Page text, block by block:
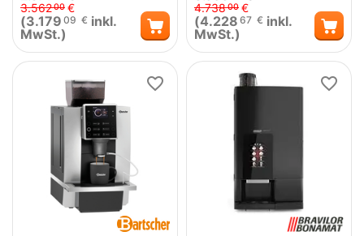
3.56200 €
(3.179 09 € inkl.
MwSt.)
4.73800 €
(4.228 67 € inkl.
MwSt.)